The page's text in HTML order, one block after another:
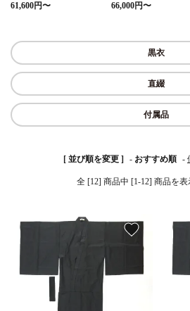
輪袈裟・畳袈裟
コート・雨具
欄間・障子・襖・翠
お手入れ用品
61,600円〜 66,000円〜
黒衣
直綴
付属品
[ 並び順を変更 ] - おすすめ順 -
全 [12] 商品中 [1-12] 商品を
favorite